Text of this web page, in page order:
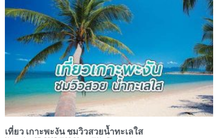
เที่ยว เกาะพะงัน ชมวิวสวยน้ำทะเลใส